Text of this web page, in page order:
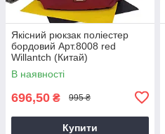
Якісний рюкзак поліестер
бордовий Арт.8008 red
Willantch (Китай)
В наявності
696,50 ₴ 995 ₴
Купити